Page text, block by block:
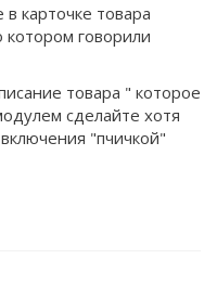
карточке товара
котором говорили
товара " которое
сделайте хотя
"пчичкой"